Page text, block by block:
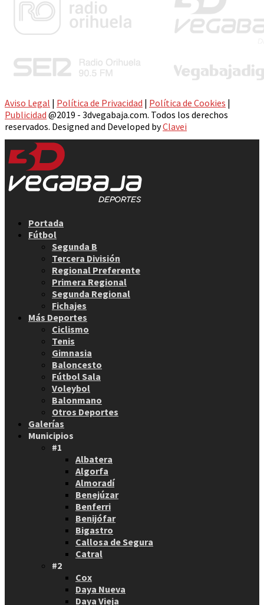
Aviso Legal | Política de Privacidad | Política de Cookies |
Publicidad @2019 - 3dvegabaja.com. Todos los derechos
reservados. Designed and Developed byClavei
Portada
Fútbol
Segunda B
Tercera División
Regional Preferente
Primera Regional
Segunda Regional
Fichajes
Más Deportes
Ciclismo
Tenis
Gimnasia
Baloncesto
Fútbol Sala
Voleybol
Balonmano
Otros Deportes
Galerías
Municipios
#1
Albatera
Algorfa
Almoradí
Benejúzar
Benferri
Benijófar
Bigastro
Callosa de Segura
Catral
#2
Cox
Daya Nueva
Daya Vieja